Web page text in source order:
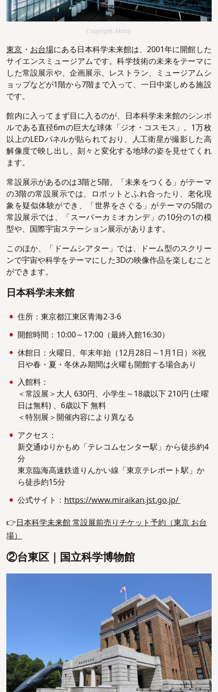
Copyright: kkday
東京 ・ お台場にある日本科学未来館は、2001年に開館した
サイエンスミュージアムです。科学技術の未来をテーマに
した常設展示や、企画展示、レストラン、ミュージアムシ
ョップなどが1階から7階まで入って、一日中楽しめる施設
です。
館内に入ってまず目に入るのが、日本科学未来館のシンボ
ルである直径6mの巨大な球体「ジオ・コスモス」。1万枚
以上のLEDパネルが貼られており、人工衛星が撮影した高
解像度で映し出し、刻々と変化する地球の姿を見せてくれ
ます。
常設展示があるのは3階と5階。「未来をつくる」がテーマ
の3階の常設展示では、ロボットとふれ合ったり、老化現
象を疑似体験ができ、「世界をさぐる」がテーマの5階の
常設展示では、「スーパーカミオカンデ」の10分の1の模
型や、国際宇宙ステーション展示があります。
このほか、「ドームシアター」では、ドーム型のスクリー
ンで宇宙や科学をテーマにした3Dの映像作品を楽しむこと
ができます。
日本科学未来館
住所：東京都江東区青海2-3-6
開館時間：10:00～17:00（最終入館16:30）
休館日：火曜日、年末年始（12月28日～1月1日）※祝
日や春・夏・冬休み期間は火曜も開館する場合あり
入館料：
＜常設展＞大人 630円、小学生～18歳以下 210円 (土曜
日は無料) 、6歳以下 無料
＜特別展＞開催内容により異なる
アクセス：
新交通ゆりかもめ「テレコムセンター駅」から徒歩約4
分
東京臨海高速鉄道りんかい線「東京テレポート駅」か
ら徒歩約15分
公式サイト：https://www.miraikan.jst.go.jp/
👉日本科学未来館 常設展前売りチケット予約（東京 お台
場）
②台東区｜国立科学博物館